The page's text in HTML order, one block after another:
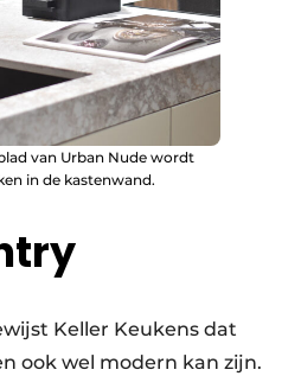
van Urban Nude wordt
in de kastenwand.
Keller Keukens dat
ook wel modern kan zijn.